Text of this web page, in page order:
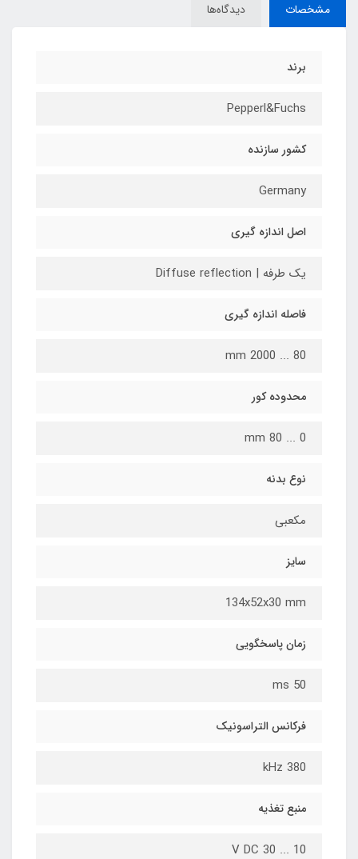
مشخصات دیدگاه‌ها
برند
Pepperl&Fuchs
کشور سازنده
Germany
اصل اندازه گیری
یک طرفه | Diffuse reflection
فاصله اندازه گیری
80 ... 2000 mm
محدوده کور
0 ... 80 mm
نوع بدنه
مکعبی
سایز
134x52x30 mm
زمان پاسخگویی
50 ms
فرکانس التراسونیک
380 kHz
منبع تغذیه
10 ... 30 V DC